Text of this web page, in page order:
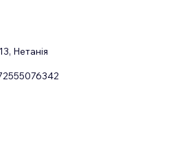
Нетанія